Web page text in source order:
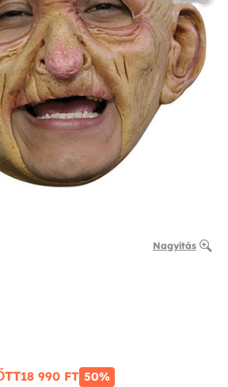
Nagyítás
18 990 FT‎ 50%